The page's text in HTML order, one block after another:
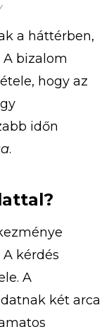
a háttérben,
bizalom
hogy az
időn
.
kérdés
A
két arca